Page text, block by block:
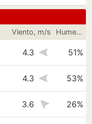
Viento, m/s Humedad
4.3 51%
4.3 53%
3.6 26%